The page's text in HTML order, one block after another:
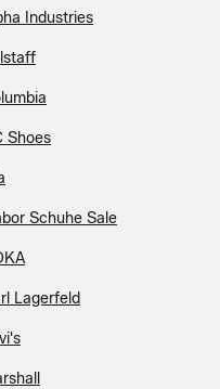
Industries
Shoes
Schuhe Sale
Lagerfeld